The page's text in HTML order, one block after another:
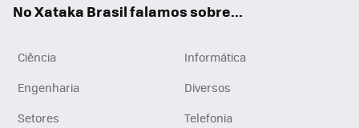
No Xataka Brasil falamos sobre...
Ciência
Informática
Engenharia
Diversos
Setores
Telefonia